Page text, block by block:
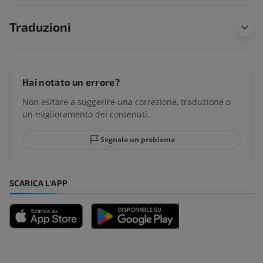
Traduzioni
Hai notato un errore?
Non esitare a suggerire una correzione, traduzione o
un miglioramento dei contenuti.
Segnala un problema
SCARICA L'APP